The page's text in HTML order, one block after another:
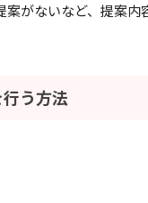
案がないなど、提案内
う方法